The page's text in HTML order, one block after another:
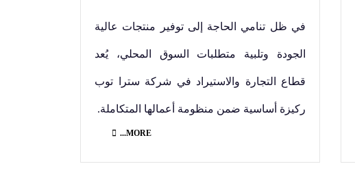
في ظل تنامي الحاجة إلى توفير منتجات عالية
الجودة وتلبية متطلبات السوق المحلي، يُعد
قطاع التجارة والاستيراد في شركة سترا توب
ركيزة أساسية ضمن منظومة أعمالها المتكاملة.
MORE...